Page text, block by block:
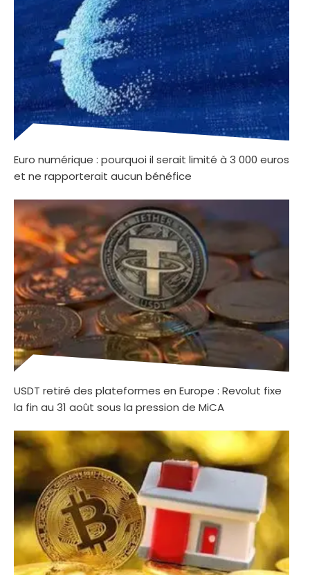
Euro numérique : pourquoi il serait limité à 3 000 euros
et ne rapporterait aucun bénéfice
USDT retiré des plateformes en Europe : Revolut fixe
la fin au 31 août sous la pression de MiCA